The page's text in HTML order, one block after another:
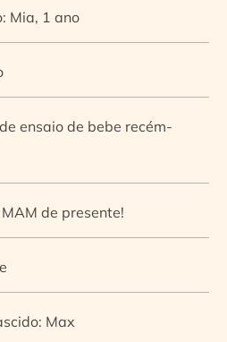
Mia, 1 ano
ensaio de bebe recém-
de presente!
Max